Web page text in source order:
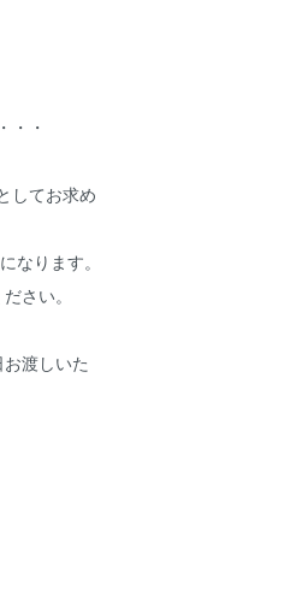
・・
してお求め
なります。
さい。
渡しいた